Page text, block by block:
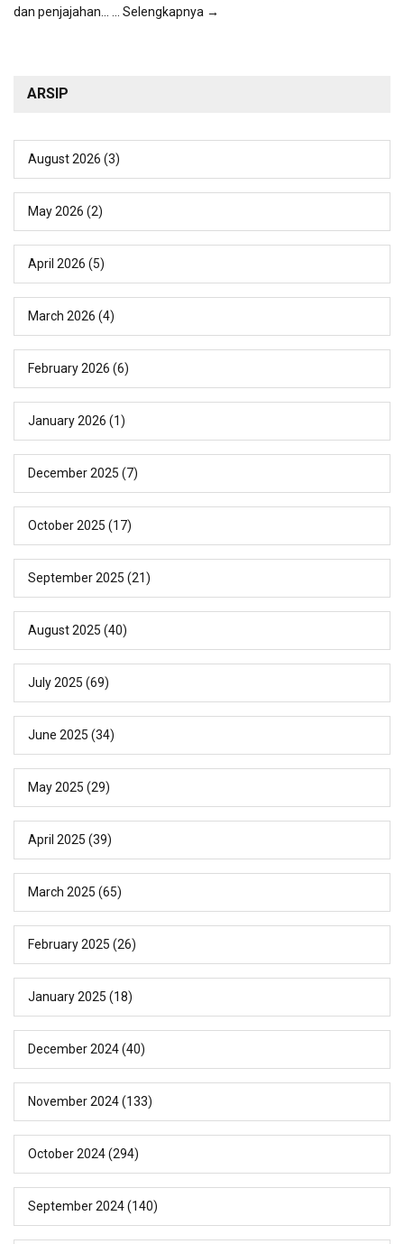
dan penjajahan...
... Selengkapnya →
ARSIP
August 2026 (3)
May 2026 (2)
April 2026 (5)
March 2026 (4)
February 2026 (6)
January 2026 (1)
December 2025 (7)
October 2025 (17)
September 2025 (21)
August 2025 (40)
July 2025 (69)
June 2025 (34)
May 2025 (29)
April 2025 (39)
March 2025 (65)
February 2025 (26)
January 2025 (18)
December 2024(40)
November 2024(133)
October 2024(294)
September 2024(140)